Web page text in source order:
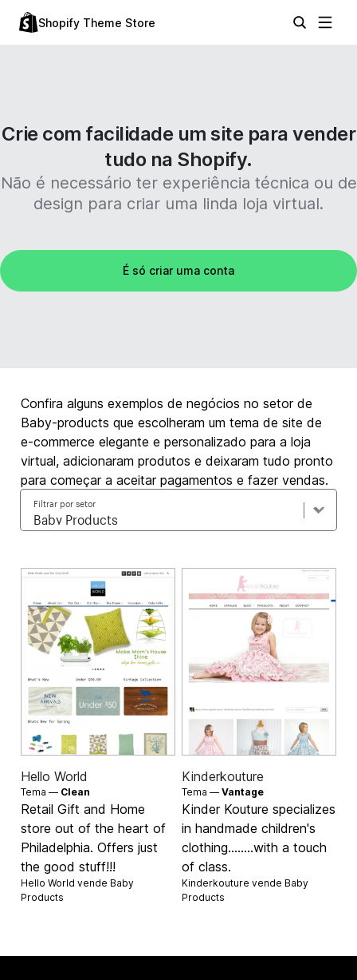
Shopify Theme Store
Crie com facilidade um site para vender
tudo na Shopify.
Não é necessário ter experiência técnica ou de
design para criar uma linda loja virtual.
É só criar uma conta
Confira alguns exemplos de negócios no setor de
Baby-products que escolheram um tema de site de
e-commerce elegante e personalizado para a loja
virtual, adicionaram produtos e deixaram tudo pronto
para começar a aceitar pagamentos e fazer vendas.
Filtrar por setor
Hello World
Tema — Clean
Retail Gift and Home
store out of the heart of
Philadelphia. Offers just
the good stuff!!!
Hello World vende Baby
Products
Kinderkouture
Tema — Vantage
Kinder Kouture specializes
in handmade children's
clothing........with a touch
of class.
Kinderkouture vende Baby
Products